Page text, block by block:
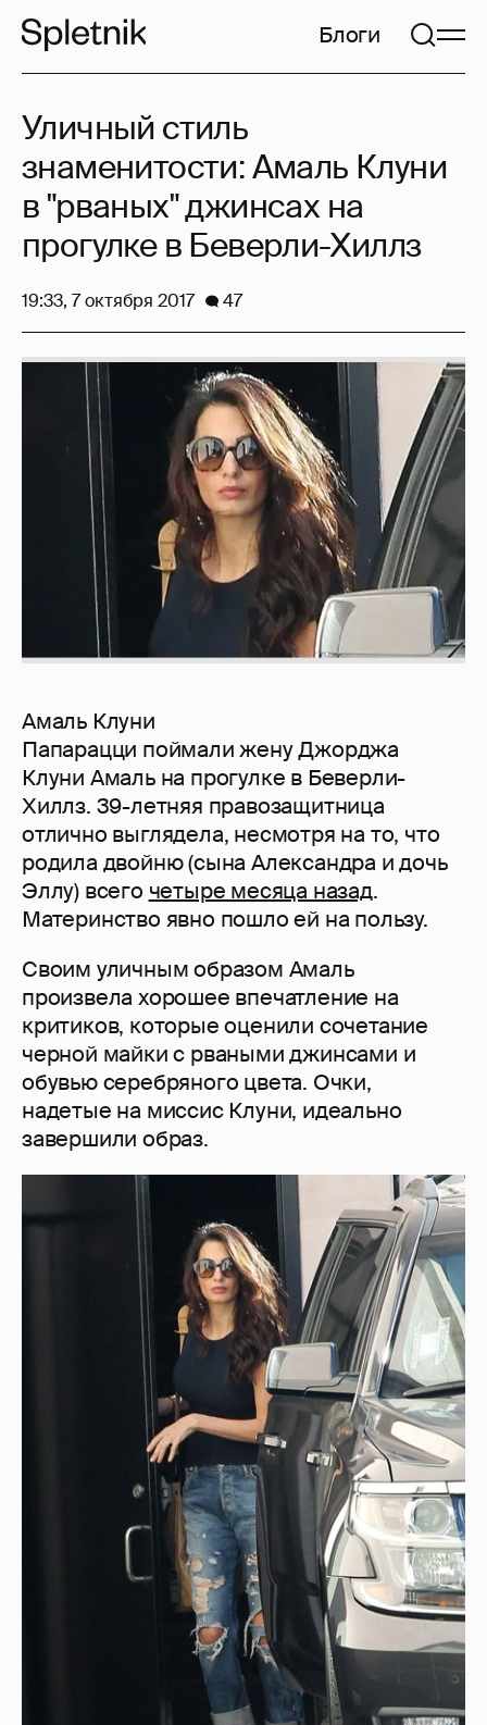
Блоги
Амаль Клуни
Папарацци поймали жену Джорджа
Клуни Амаль на прогулке в Беверли-
Хиллз. 39-летняя правозащитница
отлично выглядела, несмотря на то, что
родила двойню (сына Александра и дочь
Эллу) всего четыре месяца назад.
Материнство явно пошло ей на пользу.
Своим уличным образом Амаль
произвела хорошее впечатление на
критиков, которые оценили сочетание
черной майки с рваными джинсами и
обувью серебряного цвета. Очки,
надетые на миссис Клуни, идеально
завершили образ.
Уличный стиль
знаменитости: Амаль Клуни
в "рваных" джинсах на
прогулке в Беверли-Хиллз
19:33, 7 октября 2017 47